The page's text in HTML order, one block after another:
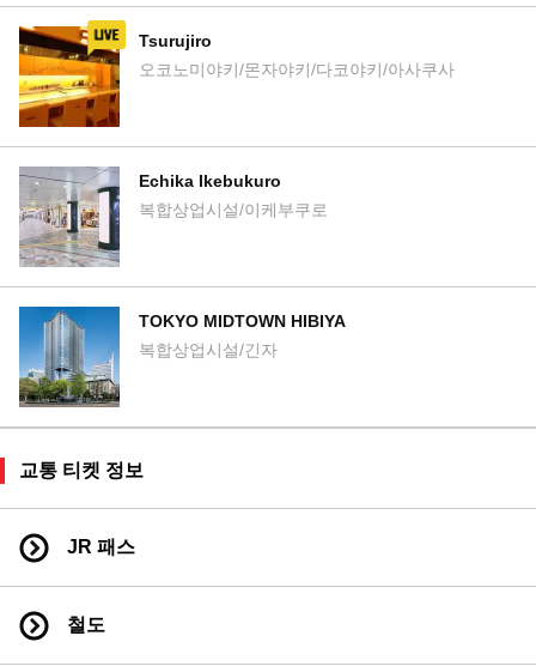
Tsurujiro
오코노미야키/몬자야키/다코야키/아사쿠사
Echika Ikebukuro
복합상업시설/이케부쿠로
TOKYO MIDTOWN HIBIYA
복합상업시설/긴자
교통 티켓 정보
JR 패스
철도